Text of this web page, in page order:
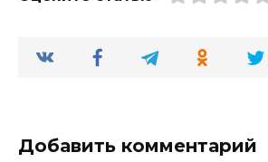
Добавить комментарий